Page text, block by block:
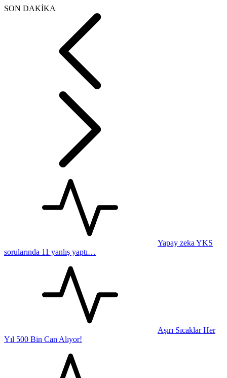
SON DAKİKA
Yapay zeka YKS
sorularında 11 yanlış yaptı…
Aşırı Sıcaklar Her
Yıl 500 Bin Can Alıyor!